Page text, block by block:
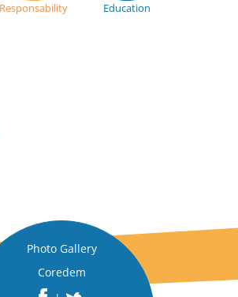
Responsability Education
Photo Gallery
Coredem